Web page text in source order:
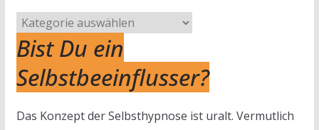
Kategorien
auf
die-
selbsthypnose.de
Bist Du ein
Selbstbeeinflusser?
Das Konzept der Selbsthypnose ist uralt. Vermutlich